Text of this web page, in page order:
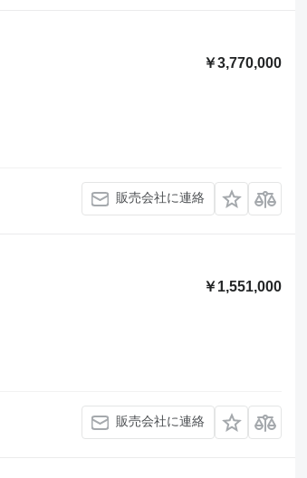
￥3,770,000
販売会社に連絡
￥1,551,000
販売会社に連絡